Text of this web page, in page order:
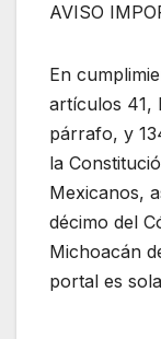
AVISO
En
artículos 41,
párrafo, y
la
Mexicanos,
décimo del
Michoacán
portal es